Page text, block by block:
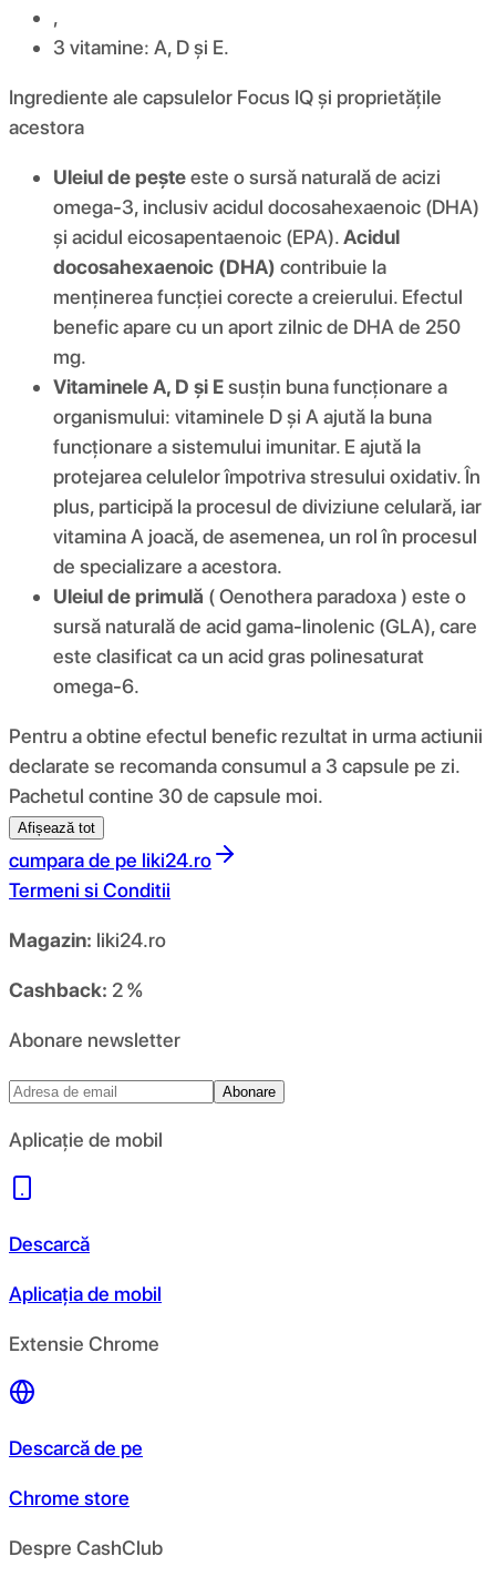
,
3 vitamine: A, D și E.
Ingrediente ale capsulelor Focus IQ și proprietățile
acestora
Uleiul de peșteeste o sursă naturală de acizi
omega-3, inclusiv acidul docosahexaenoic (DHA)
și acidul eicosapentaenoic (EPA).Acidul
docosahexaenoic (DHA) contribuie la
menținerea funcției corecte a creierului. Efectul
benefic apare cu un aport zilnic de DHA de 250
mg.
Vitaminele A, D și Esusțin buna funcționare a
organismului: vitaminele D și A ajută la buna
funcționare a sistemului imunitar. E ajută la
protejarea celulelor împotriva stresului oxidativ. În
plus, participă la procesul de diviziune celulară, iar
vitamina A joacă, de asemenea, un rol în procesul
de specializare a acestora.
Uleiul de primulă ( Oenothera paradoxa ) este o
sursă naturală de acid gama-linolenic (GLA), care
este clasificat ca un acid gras polinesaturat
omega-6.
Pentru a obtine efectul benefic rezultat in urma actiunii
declarate se recomanda consumul a 3 capsule pe zi.
Pachetul contine 30 de capsule moi.
Afișează tot
cumpara de pe liki24.ro
Termeni si Conditii
Magazin: liki24.ro
Cashback: 2 %
Abonare newsletter
Abonare
Aplicație de mobil
Descarcă
Aplicația de mobil
Extensie Chrome
Descarcă de pe
Chrome store
Despre CashClub